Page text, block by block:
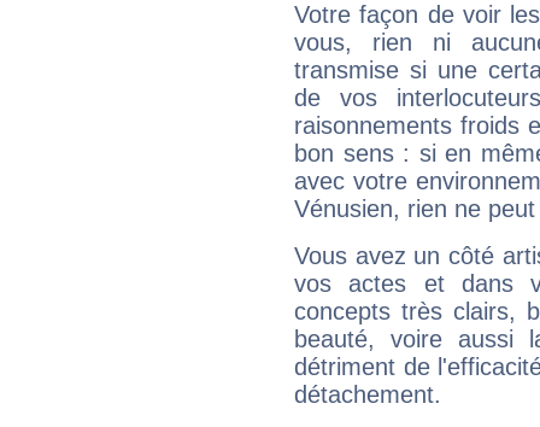
Votre façon de voir
vous, rien ni
transmise si une
de vos
raisonnements froids
bon sens : si en
avec votre
Vénusien, rien ne
Vous avez un côté
vos actes et dans
concepts très clairs,
beauté, voire aussi
détriment de
détachement.